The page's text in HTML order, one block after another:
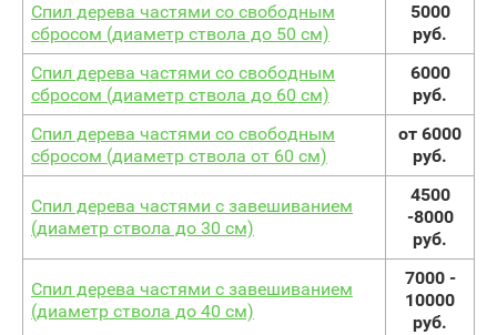
Спил дерева частями со свободным
сбросом (диаметр ствола до 50 см)
5000
руб.
Спил дерева частями со свободным
сбросом (диаметр ствола до 60 см)
6000
руб.
Спил дерева частями со свободным
сбросом (диаметр ствола от 60 см)
от 6000
руб.
Спил дерева частями с завешиванием
(диаметр ствола до 30 см)
4500
-8000
руб.
Спил дерева частями с завешиванием
(диаметр ствола до 40 см)
7000 -
10000
руб.